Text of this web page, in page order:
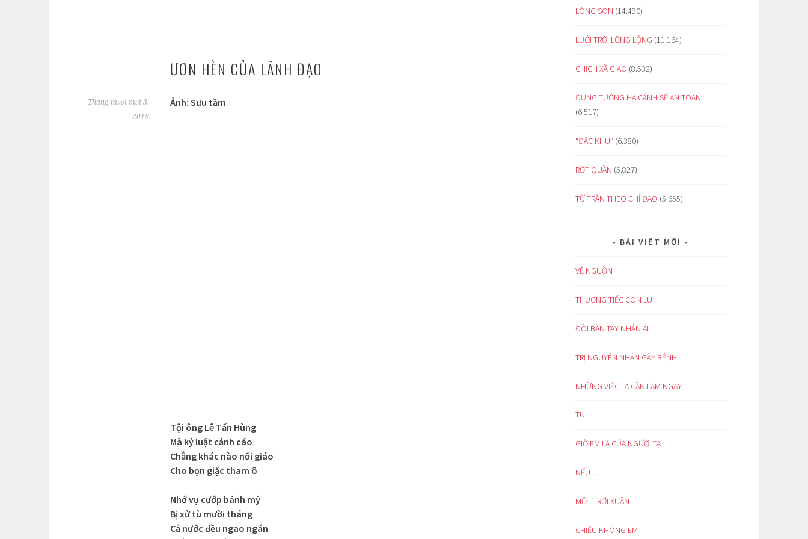
ƯƠN HÈN CỦA LÃNH ĐẠO
Tháng mười một 3,
2018
Ảnh: Sưu tầm
Tội ông Lê Tấn Hùng
Mà kỷ luật cảnh cáo
Chẳng khác nào nối giáo
Cho bọn giặc tham ô
Nhớ vụ cướp bánh mỳ
Bị xử tù mười tháng
Cả nước đều ngao ngán
LÒNG SON (14.490)
LƯỚI TRỜI LỒNG LỘNG (11.164)
CHỊCH XÃ GIAO (8.532)
ĐỪNG TƯỞNG HẠ CÁNH SẼ AN TOÀN
(6.517)
“ĐẶC KHU” (6.380)
RỚT QUẦN (5.827)
TỪ TRẦN THEO CHỈ ĐẠO (5.655)
BÀI VIẾT MỚI
VỀ NGUỒN
THƯƠNG TIẾC CON LU
ĐÔI BÀN TAY NHÂN ÁI
TRỊ NGUYÊN NHÂN GÂY BỆNH
NHỮNG VIỆC TA CẦN LÀM NGAY
TU
GIỜ EM LÀ CỦA NGƯỜI TA
NẾU…
MỘT TRỜI XUÂN
CHIỀU KHÔNG EM